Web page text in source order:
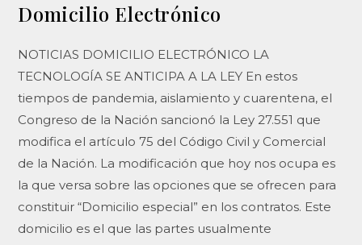
Domicilio Electrónico
NOTICIAS DOMICILIO ELECTRÓNICO LA
TECNOLOGÍA SE ANTICIPA A LA LEY En estos
tiempos de pandemia, aislamiento y cuarentena, el
Congreso de la Nación sancionó la Ley 27.551 que
modifica el artículo 75 del Código Civil y Comercial
de la Nación. La modificación que hoy nos ocupa es
la que versa sobre las opciones que se ofrecen para
constituir ​“Domicilio especial”​ en los contratos. Este
domicilio es el que las partes usualmente